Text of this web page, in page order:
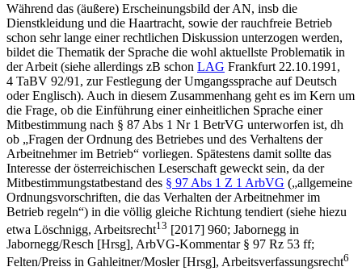
Während das (äußere) Erscheinungsbild der AN, insb die
Dienstkleidung und die Haartracht, sowie der rauchfreie Betrieb
schon sehr lange einer rechtlichen Diskussion unterzogen werden,
bildet die Thematik der Sprache die wohl aktuellste Problematik in
der Arbeit (siehe allerdings zB schon LAG Frankfurt 22.10.1991,
4 TaBV 92/91, zur Festlegung der Umgangssprache auf Deutsch
oder Englisch). Auch in diesem Zusammenhang geht es im Kern um
die Frage, ob die Einführung einer einheitlichen Sprache einer
Mitbestimmung nach § 87 Abs 1 Nr 1 BetrVG unterworfen ist, dh
ob „Fragen der Ordnung des Betriebes und des Verhaltens der
Arbeitnehmer im Betrieb“ vorliegen. Spätestens damit sollte das
Interesse der österreichischen Leserschaft geweckt sein, da der
Mitbestimmungstatbestand des § 97 Abs 1 Z 1 ArbVG („allgemeine
Ordnungsvorschriften, die das Verhalten der Arbeitnehmer im
Betrieb regeln“) in die völlig gleiche Richtung tendiert (siehe hiezu
etwa Löschnigg, Arbeitsrecht13 [2017] 960; Jabornegg in
Jabornegg/Resch [Hrsg], ArbVG-Kommentar § 97 Rz 53 ff;
Felten/Preiss in Gahleitner/Mosler[Hrsg], Arbeitsverfassungsrecht6